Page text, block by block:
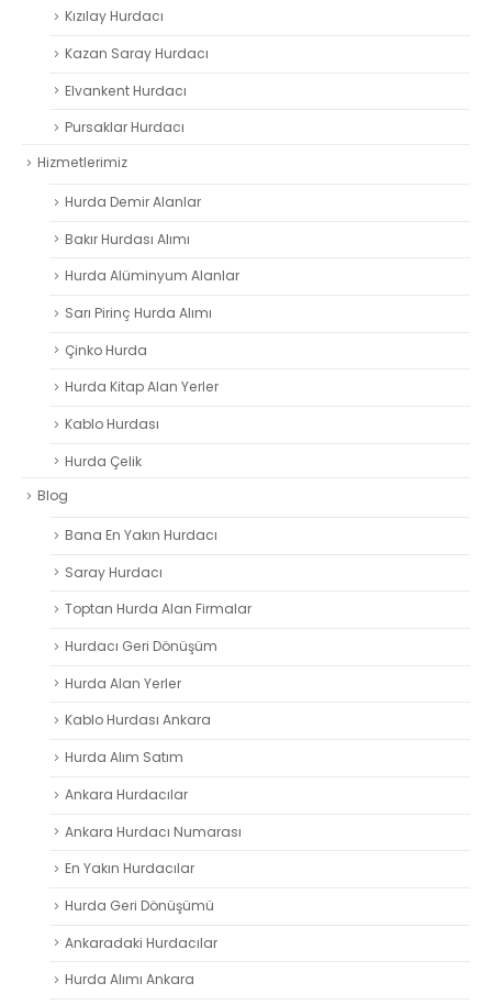
Kızılay Hurdacı
Kazan Saray Hurdacı
Elvankent Hurdacı
Pursaklar Hurdacı
Hizmetlerimiz
Hurda Demir Alanlar
Bakır Hurdası Alımı
Hurda Alüminyum Alanlar
Sarı Pirinç Hurda Alımı
Çinko Hurda
Hurda Kitap Alan Yerler
Kablo Hurdası
Hurda Çelik
Blog
Bana En Yakın Hurdacı
Saray Hurdacı
Toptan Hurda Alan Firmalar
Hurdacı Geri Dönüşüm
Hurda Alan Yerler
Kablo Hurdası Ankara
Hurda Alım Satım
Ankara Hurdacılar
Ankara Hurdacı Numarası
En Yakın Hurdacılar
Hurda Geri Dönüşümü
Ankaradaki Hurdacılar
Hurda Alımı Ankara